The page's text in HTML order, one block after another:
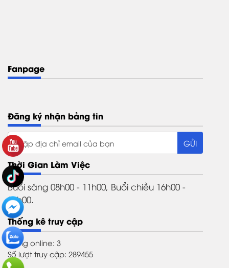
Fanpage
Đăng ký nhận bảng tin
Thời Gian Làm Việc
Buổi sáng 08h00 - 11h00, Buổi chiều 16h00 -
21h00.
Thống kê truy cập
Đang online: 3
Số lượt truy cập: 289455